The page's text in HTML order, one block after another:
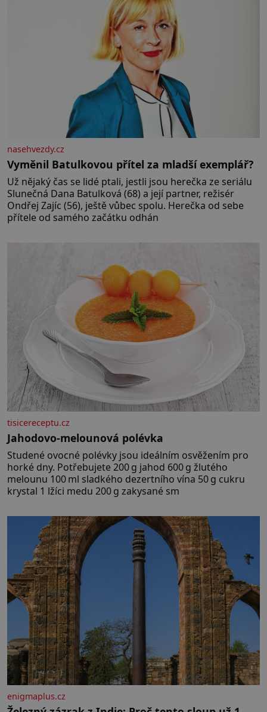
nasehvezdy.cz
Vyměnil Batulkovou přítel za mladší exemplář?
Už nějaký čas se lidé ptali, jestli jsou herečka ze seriálu
Slunečná Dana Batulková (68) a její partner, režisér
Ondřej Zajíc (56), ještě vůbec spolu. Herečka od sebe
přítele od samého začátku odhán
tisicereceptu.cz
Jahodovo-melounová polévka
Studené ovocné polévky jsou ideálním osvěžením pro
horké dny. Potřebujete 200 g jahod 600 g žlutého
melounu 100 ml sladkého dezertního vína 50 g cukru
krystal 1 lžíci medu 200 g zakysané sm
enigmaplus.cz